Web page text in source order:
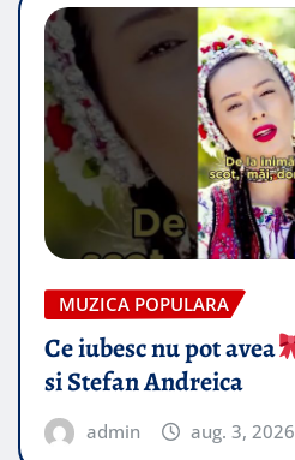
MUZICA POPULARA
Ce iubesc nu pot avea
si Stefan Andreica
admin aug. 3, 2026